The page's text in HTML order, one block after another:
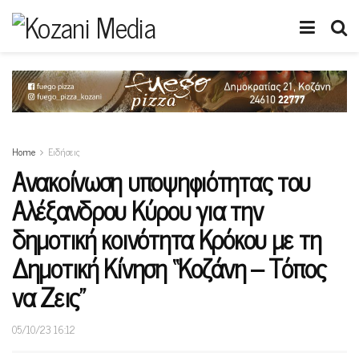
Home Ειδήσεις
Ανακοίνωση υποψηφιότητας του
Αλέξανδρου Κύρου για την
δημοτική κοινότητα Κρόκου με τη
Δημοτική Κίνηση “Κοζάνη – Τόπος
να Ζεις”
05/10/23 16:12